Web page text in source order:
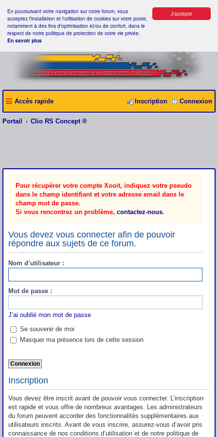
J'accepte
En poursuivant votre navigation sur notre forum, vous
acceptez l'installation et l'utilisation de cookies sur votre poste,
notamment à des fins d'optimisation et/ou de confort, dans le
respect de notre politique de protection de votre vie privée.
En savoir plus
Accès rapide Connexion
Inscription
Portail Clio RS Concept ®
Pour récupérer votre compte Xooit, indiquez votre pseudo
dans le champ identifiant et votre adresse email dans le
champ mot de passe.
Si vous rencontrez un problème, contactez-nous.
Vous devez vous connecter afin de pouvoir
répondre aux sujets de ce forum.
Nom d’utilisateur :
Mot de passe :
J’ai oublié mon mot de passe
Se souvenir de moi
Masquer ma présence lors de cette session
Inscription
Vous devez être inscrit avant de pouvoir vous connecter. L’inscription
est rapide et vous offre de nombreux avantages. Les administrateurs
du forum peuvent accorder des fonctionnalités supplémentaires aux
utilisateurs inscrits. Avant de vous inscrire, assurez-vous d’avoir pris
connaissance de nos conditions d’utilisation et de notre politique de